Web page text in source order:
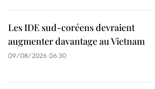
Les IDE sud-coréens devraient
augmenter davantage au Vietnam
09/08/2026 06:30